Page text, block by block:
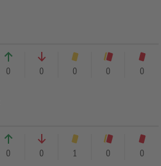
0 0 0 0 0
0 0 1 0 0